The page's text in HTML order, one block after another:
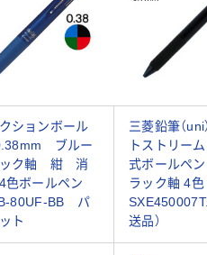
ションボール
ブルー
ック軸 紺 消
色ボールペン
80UF-BB パ
ト
三菱鉛筆（uni
トストリー
式ボールペ
ラック軸 4
送品）